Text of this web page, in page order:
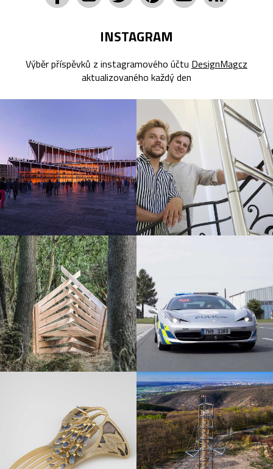
INSTAGRAM
Výběr příspěvků z instagramového účtu DesignMagcz
aktualizovaného každý den